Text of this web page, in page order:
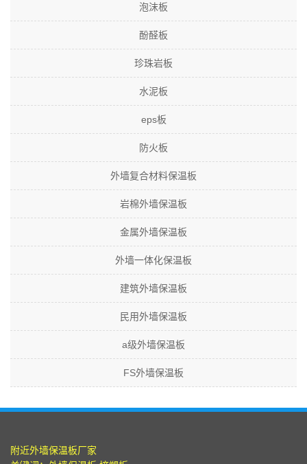
泡沫板
酚醛板
珍珠岩板
水泥板
eps板
防火板
外墙复合材料保温板
岩棉外墙保温板
金属外墙保温板
外墙一体化保温板
建筑外墙保温板
民用外墙保温板
a级外墙保温板
FS外墙保温板
附近外墙保温板厂家